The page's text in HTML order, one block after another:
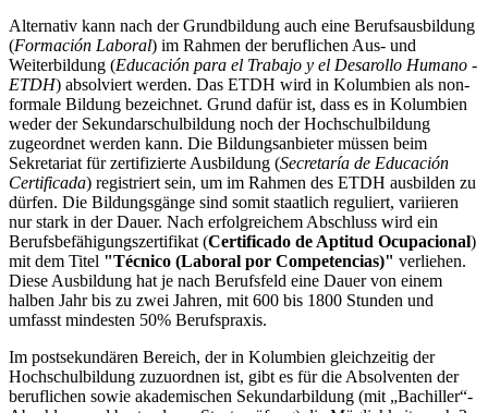
Alternativ kann nach der Grundbildung auch eine Berufsausbildung
(Formación Laboral) im Rahmen der beruflichen Aus- und
Weiterbildung (Educación para el Trabajo y el Desarollo Humano -
ETDH) absolviert werden. Das ETDH wird in Kolumbien als non-
formale Bildung bezeichnet. Grund dafür ist, dass es in Kolumbien
weder der Sekundarschulbildung noch der Hochschulbildung
zugeordnet werden kann. Die Bildungsanbieter müssen beim
Sekretariat für zertifizierte Ausbildung (Secretaría de Educación
Certificada) registriert sein, um im Rahmen des ETDH ausbilden zu
dürfen. Die Bildungsgänge sind somit staatlich reguliert, variieren
nur stark in der Dauer. Nach erfolgreichem Abschluss wird ein
Berufsbefähigungszertifikat (Certificado de Aptitud Ocupacional)
mit dem Titel "Técnico (Laboral por Competencias)" verliehen.
Diese Ausbildung hat je nach Berufsfeld eine Dauer von einem
halben Jahr bis zu zwei Jahren, mit 600 bis 1800 Stunden und
umfasst mindesten 50% Berufspraxis.
Im postsekundären Bereich, der in Kolumbien gleichzeitig der
Hochschulbildung zuzuordnen ist, gibt es für die Absolventen der
beruflichen sowie akademischen Sekundarbildung (mit „Bachiller“-